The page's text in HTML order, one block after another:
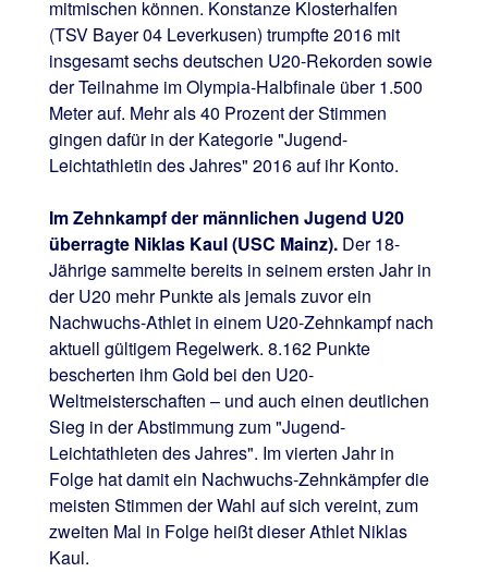
mitmischen können. Konstanze Klosterhalfen
(TSV Bayer 04 Leverkusen) trumpfte 2016 mit
insgesamt sechs deutschen U20-Rekorden sowie
der Teilnahme im Olympia-Halbfinale über 1.500
Meter auf. Mehr als 40 Prozent der Stimmen
gingen dafür in der Kategorie "Jugend-
Leichtathletin des Jahres" 2016 auf ihr Konto.
Im Zehnkampf der männlichen Jugend U20
überragte Niklas Kaul (USC Mainz).Der 18-
Jährige sammelte bereits in seinem ersten Jahr in
der U20 mehr Punkte als jemals zuvor ein
Nachwuchs-Athlet in einem U20-Zehnkampf nach
aktuell gültigem Regelwerk. 8.162 Punkte
bescherten ihm Gold bei den U20-
Weltmeisterschaften – und auch einen deutlichen
Sieg in der Abstimmung zum "Jugend-
Leichtathleten des Jahres". Im vierten Jahr in
Folge hat damit ein Nachwuchs-Zehnkämpfer die
meisten Stimmen der Wahl auf sich vereint, zum
zweiten Mal in Folge heißt dieser Athlet Niklas
Kaul.